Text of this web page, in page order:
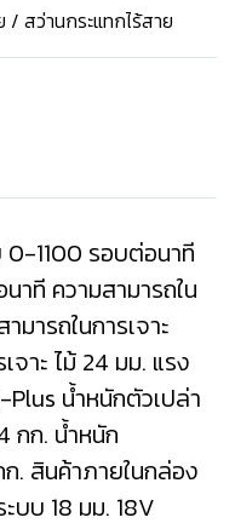
/ สว่านกระแทกไร้สาย
0-1100 รอบต่อนาที
ที ความสามารถใน
มารถในการเจาะ
จาะ ไม้ 24 มม. แรง
น้ำหนักตัวเปล่า
กก. น้ำหนัก
. สินค้าภายในกล่อง
บบ 18 มม. 18V